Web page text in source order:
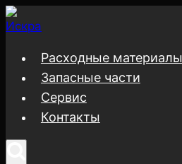
Перейти
к
содержимому
Расходные материалы
Запасные части
Сервис
Контакты